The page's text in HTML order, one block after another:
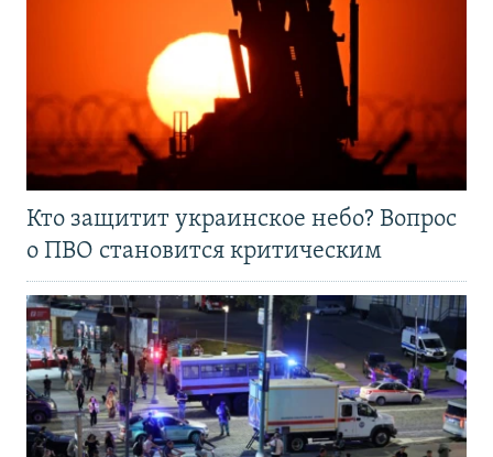
Кто защитит украинское небо? Вопрос
о ПВО становится критическим